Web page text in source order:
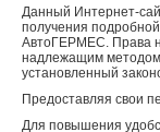
Данный Интернет-
получения
АвтоГЕРМЕС. Права
надлежащим методом
установленный
Предоставляя свои
Для повышения